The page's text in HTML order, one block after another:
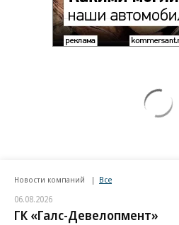
Новости компаний Все
06.08.2026
ГК «Галс-Девелопмент»